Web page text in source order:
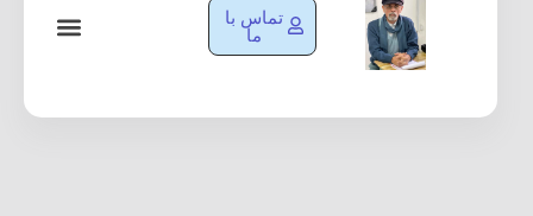
تماس با
ما